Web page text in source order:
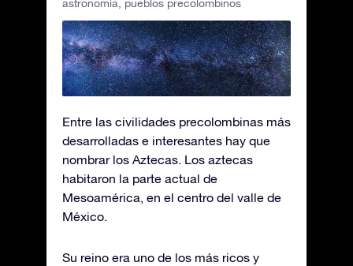
astronomìa, pueblos precolombinos
Entre las civilidades precolombinas más
desarrolladas e interesantes hay que
nombrar los Aztecas. Los aztecas
habitaron la parte actual de
Mesoamérica, en el centro del valle de
México.
Su reino era uno de los más ricos y